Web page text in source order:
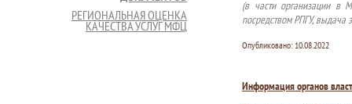
РЕГИОНАЛЬНАЯ ОЦЕНКА
КАЧЕСТВА УСЛУГ МФЦ
(в части организации в
посредством РПГУ, выдача
Опубликовано: 10.08.2022
Информация органов